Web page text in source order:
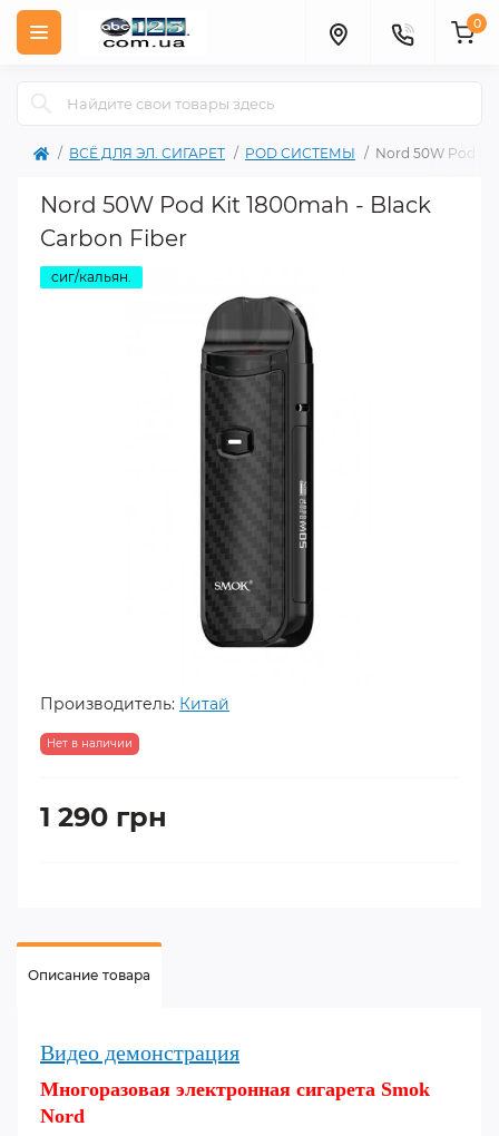
0
ВСЁ ДЛЯ ЭЛ. СИГАРЕТ POD СИСТЕМЫ Nord 50W Pod
Nord 50W Pod Kit 1800mah - Black
Carbon Fiber
сиг/кальян.
Производитель: Китай
Нет в наличии
1 290 грн
Описание товара
Видео демонстрация
Многоразовая электронная сигарета Smok
Nord